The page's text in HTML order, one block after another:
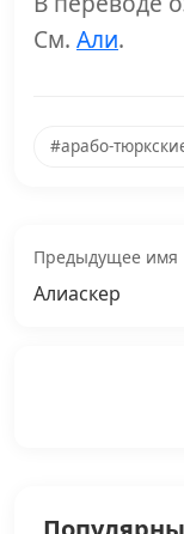
См. Али.
#арабо-
Предыдущее имя
Алиаскер